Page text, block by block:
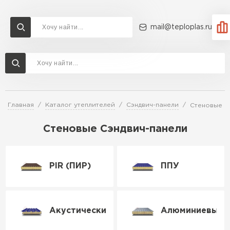
mail@teploplas.ru
Главная Каталог утеплителей Сэндвич-панели Стеновые
Стеновые Сэндвич-панели
PIR (ПИР) ППУ
Акустические Алюминиевые
Доставка и оплата
Утеплитель Ветонит
Утеплитель Технониколь
Утеплитель Rockwool
Утеплитель Knauf